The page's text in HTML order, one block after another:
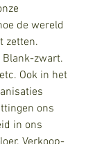
de wereld
zetten.
Blank-zwart.
Ook in het
ons
in ons